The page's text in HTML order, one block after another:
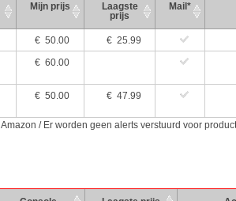
Mijn prijs
Laagste
prijs
Mail*
€ 50.00
€ 25.99
€ 60.00
€ 50.00 € 47.99
/ Er worden geen alerts verstuurd voor